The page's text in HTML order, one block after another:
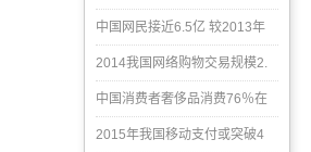
中国网民接近6.5亿 较2013年
2014我国网络购物交易规模2.
中国消费者奢侈品消费76％在
2015年我国移动支付或突破4